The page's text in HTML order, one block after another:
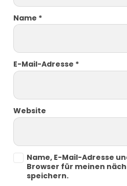
Name *
E-Mail-Adresse *
Website
Name, E-Mail-Adresse
Browser für meinen
speichern.